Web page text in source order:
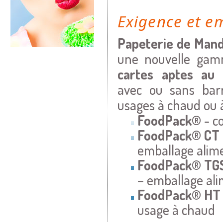
Exigence et
Papeterie de
une nouvelle
cartes aptes au
avec ou sans
usages à chaud ou
FoodPack® -
FoodPack® CT
emballage
FoodPack®
– emballage
FoodPack® HT
usage à chaud